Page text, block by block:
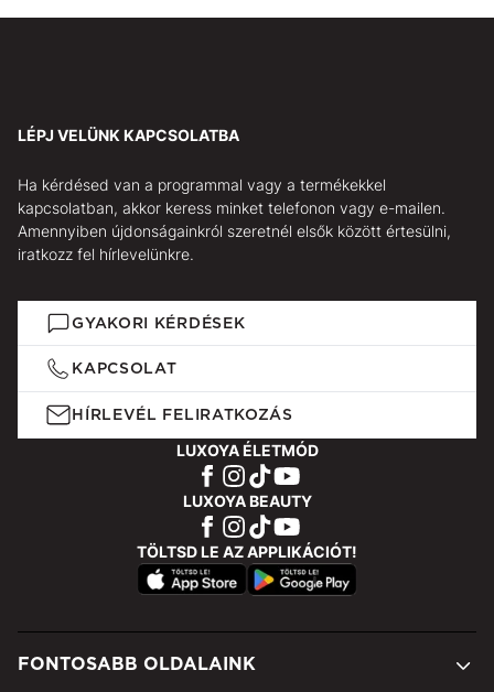
LÉPJ VELÜNK KAPCSOLATBA
Ha kérdésed van a programmal vagy a termékekkel
kapcsolatban, akkor keress minket telefonon vagy e-mailen.
Amennyiben újdonságainkról szeretnél elsők között értesülni,
iratkozz fel hírlevelünkre.
GYAKORI KÉRDÉSEK
KAPCSOLAT
HÍRLEVÉL FELIRATKOZÁS
LUXOYA ÉLETMÓD
LUXOYA BEAUTY
TÖLTSD LE AZ APPLIKÁCIÓT!
FONTOSABB OLDALAINK